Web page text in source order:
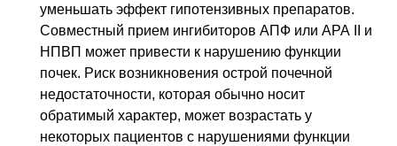
уменьшать эффект гипотензивных препаратов.
Совместный прием ингибиторов АПФ или АРА II и
НПВП может привести к нарушению функции
почек. Риск возникновения острой почечной
недостаточности, которая обычно носит
обратимый характер, может возрастать у
некоторых пациентов с нарушениями функции